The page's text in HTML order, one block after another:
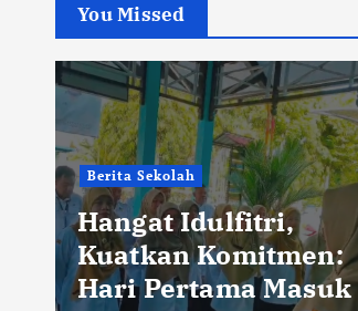
You Missed
Berita Sekolah
Jejak Amal di Pagi
Ramadan Reportase
Kajian Pagi Terakhir
sebelum Cuti
Bersama Idulfitri di